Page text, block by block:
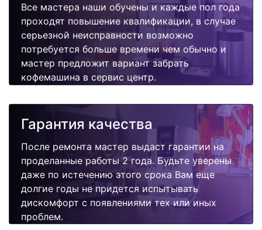
Все мастера наши обучены и каждые пол года
проходят повышение квалификации, в случае
серьезной неисправности возможно
потребуется больше времени чем обычно и
мастер предложит вариант забрать
кофемашина в сервис центр.
Гарантия качества
После ремонта мастер выдаст гарантии на
проделанные работы 2 года. Будьте уверены
даже по истечению этого срока Вам еще
долгие годы не придется испытывать
дискомфорт с появлениями тех или иных
проблем.